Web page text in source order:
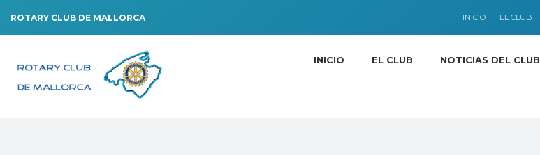
ROTARY CLUB DE MALLORCA INICIO EL CLUB
INICIO EL CLUB NOTICIAS DEL CLUB